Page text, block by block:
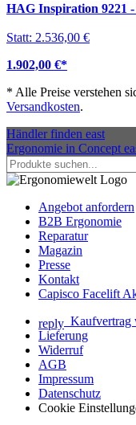
HAG Inspiration 9221
Statt: 2.536,00 €
1.902,00 €*
* Alle Preise verstehen
Versandkosten.
Händler finden east
Ergonomie in Concept
Angebot anfordern
B2B Ergonomie
Reparatur
Magazin
Presse
Kontakt
Capisco Facelift
reply Kaufvertrag
Lieferung
Widerruf
AGB
Impressum
Datenschutz
Cookie